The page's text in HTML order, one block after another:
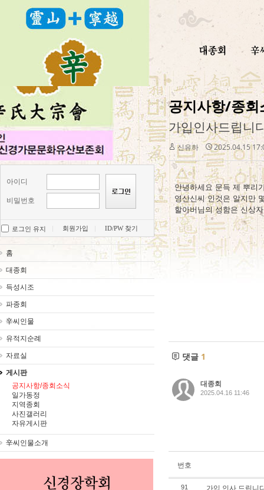
아이디
비밀번호
로그인 유지 회원가입 ID/PW 찾기
홈
대종회
득성시조
파종회
辛씨인물
유적지순례
자료실
게시판
공지사항/종회소식
일가동정
지역종회
사진갤러리
자유게시판
辛씨인물소개
공지사항/종회
가입인사드립니
신유하 2025.04.15
안녕하세요 문득 제 뿌리
영산신씨 인것은 알지만
할아버님의 성함은 신상
댓글 1
대종회
2025.04.16 11:46
번호
91 가입 인사 드립니